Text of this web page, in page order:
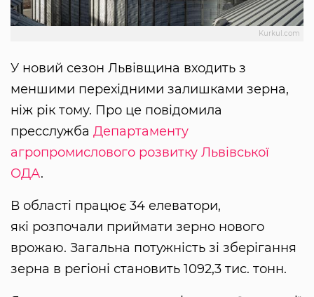
Kurkul.com
У новий сезон Львівщина входить з
меншими перехідними залишками зерна,
ніж рік тому. Про це повідомила
пресслужба Департаменту
агропромислового розвитку Львівської
ОДА.
В області працює 34 елеватори,
які розпочали приймати зерно нового
врожаю. Загальна потужність зі зберігання
зерна в регіоні становить 1092,3 тис. тонн.